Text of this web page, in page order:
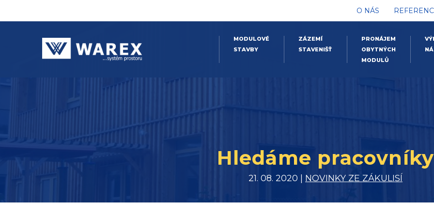
O NÁS
MODULOVÉ
STAVBY
ZÁZEMÍ
STAVENIŠŤ
PRONÁJEM
OBYTNÝCH
MODULŮ
Hledáme pracovníky
21. 08. 2020 | NOVINKY ZE ZÁKULISÍ